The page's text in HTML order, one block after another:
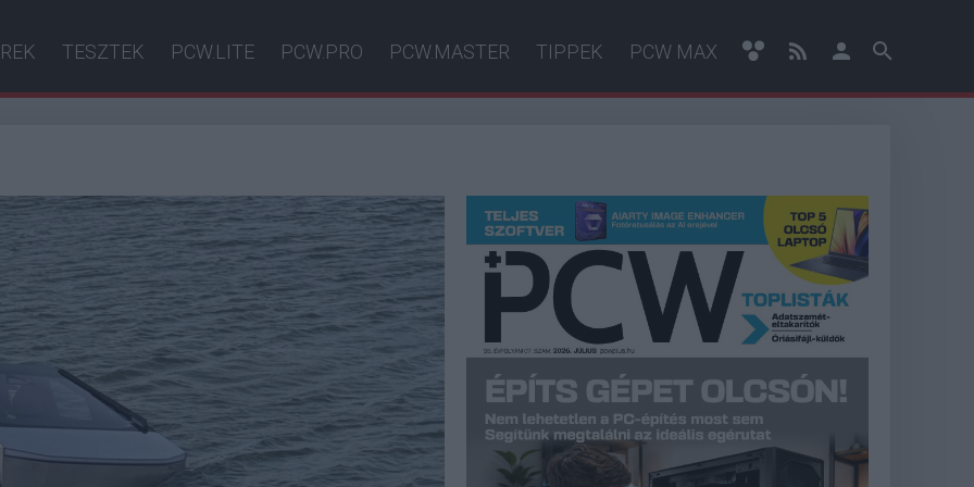
TESZTEK PCW.LITE PCW.PRO PCW.MASTER TIPPEK PCW MAX